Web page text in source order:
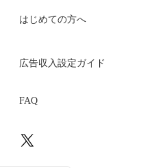
はじめての方へ
広告収入設定ガイド
FAQ